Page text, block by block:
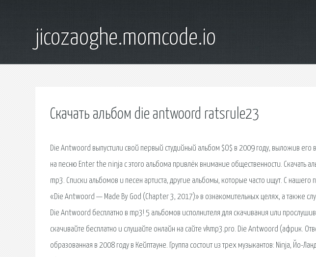
jicozaoghe.momcode.io
Скачать альбом die antwoord ratsrule23
Die Antwoord выпустили свой первый студийный альбом $O$ в 2009 году, выложив его
на песню Enter the ninja с этого альбома привлёк внимание общественности. Скачать
mp3. Списки альбомов и песен артиста, другие альбомы, которые часто ищут. С нашего
«Die Antwoord — Made By God (Chapter 3, 2017)» в ознакомительных целях, а также
Die Antwoord бесплатно в mp3! 5 альбомов исполнителя для скачивания или
скачивайте бесплатно и слушайте онлайн на сайте vkmp3.pro. Die Antwoord (африк.
образованная в 2008 году в Кейптауне. Группа состоит из трех музыкантов: Ninja, Йо-